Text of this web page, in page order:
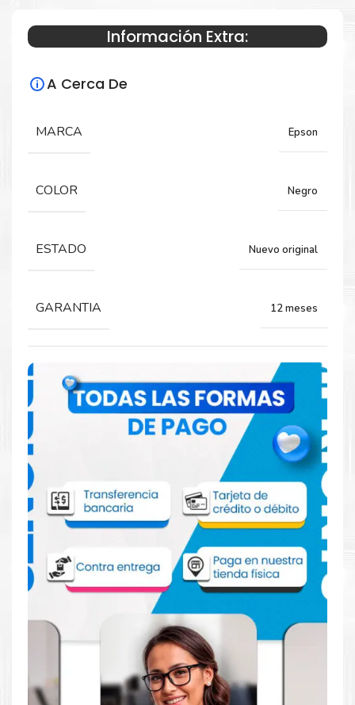
Especificaciones Técnicas
Para impresoras:
L8160, L8180.
Comprar Tinta Epson 554 negro para
impresoras L8160 8180
Aprovecha nuestra experiencia y atención para adquirir tus
productos. Tenemos promociones todos los dias. Escríbenos o
visítanos hoy para encontrar la solución perfecta para tu
impresoraEpson, como la Tinta Epson 554 negro para
Dónde comprar Tinta para impresoras
L8160 8180 en Lima o para provincia
Información Extra:
A Cerca De
MARCA Epson
COLOR Negro
ESTADO Nuevo original
GARANTIA 12 meses